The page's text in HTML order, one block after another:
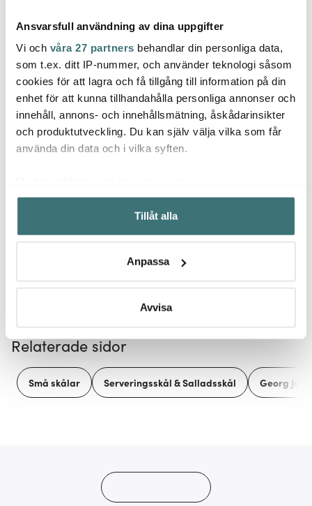
Ansvarsfull användning av dina uppgifter
Vi och våra 27 partners behandlar din personliga data,
som t.ex. ditt IP-nummer, och använder teknologi såsom
cookies för att lagra och få tillgång till information på din
enhet för att kunna tillhandahålla personliga annonser och
innehåll, annons- och innehållsmätning, åskådarinsikter
och produktutveckling. Du kan själv välja vilka som får
använda din data och i vilka syften.
Samla in information om din geografiska plats som
kan ha en noggrannhet på upp till flera meter
Identifiera din enhet genom att aktivt skanna den för
Ta reda på mer om hur dina personliga uppgifter
Du kan ändra eller dra tillbaka ditt samtycke när som
Vi använder cookies för att innehållet och annonserna
ska anpassas efter det som vi tror att du tycker om. Det
gör också att vi kan analysera vår trafik och göra
Tillåt alla
Anpassa
Avvisa
Georg Jensen
Elephant Flasköppnare
Blank
299 kr 399 kr
Georg Jensen
Bloom Botanica Vas 22
cm Stål
824 kr
Låt dig inspireras av våra kunder
Relaterade sidor
Små skålar Serveringsskål & Salladsskål Georg